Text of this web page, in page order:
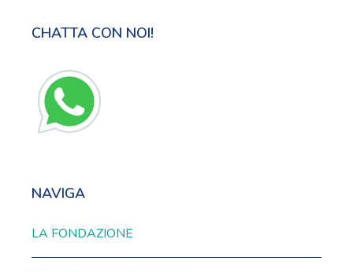
CHATTA CON NOI!
NAVIGA
LA FONDAZIONE